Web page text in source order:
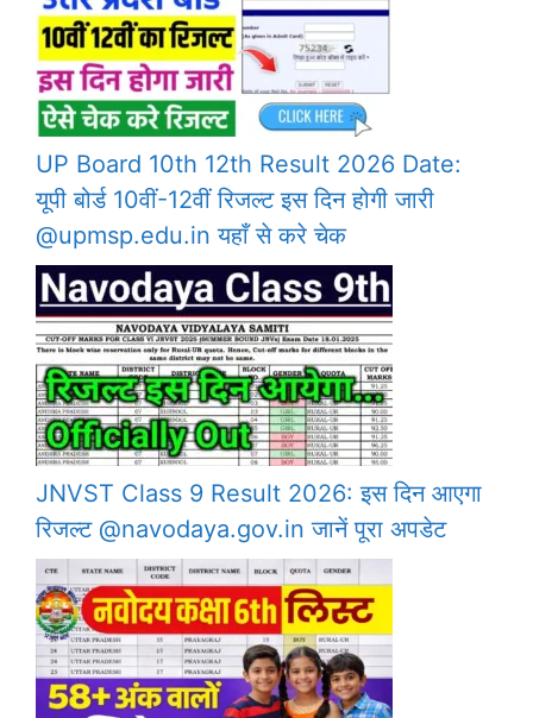
UP Board 10th 12th Result 2026 Date:
यूपी बोर्ड 10वीं-12वीं रिजल्ट इस दिन होगी जारी
@upmsp.edu.in यहाँ से करे चेक
JNVST Class 9 Result 2026: इस दिन आएगा
रिजल्ट @navodaya.gov.in जानें पूरा अपडेट